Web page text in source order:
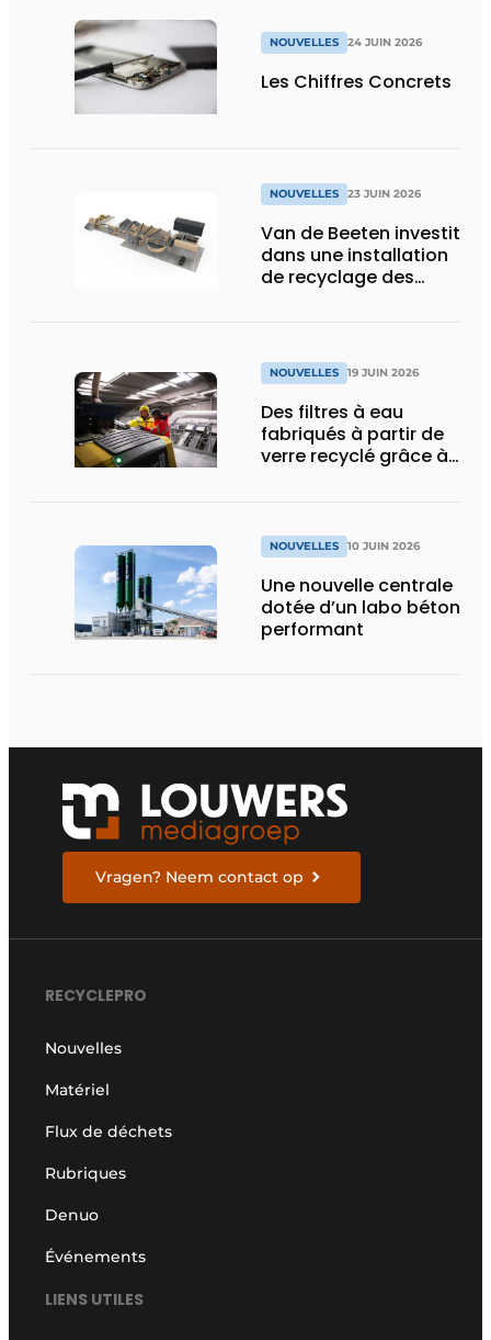
NOUVELLES 24 JUIN 2026
Les Chiffres Concrets
NOUVELLES 23 JUIN 2026
Van de Beeten investit
dans une installation
de recyclage des
objectifs de durabilité
NOUVELLES 19 JUIN 2026
Des filtres à eau
fabriqués à partir de
verre recyclé grâce à
NOUVELLES 10 JUIN 2026
Une nouvelle centrale
dotée d’un labo béton
performant
Vragen? Neem contact op
RECYCLEPRO
Nouvelles
Matériel
Flux de déchets
Rubriques
Denuo
Événements
LIENS UTILES